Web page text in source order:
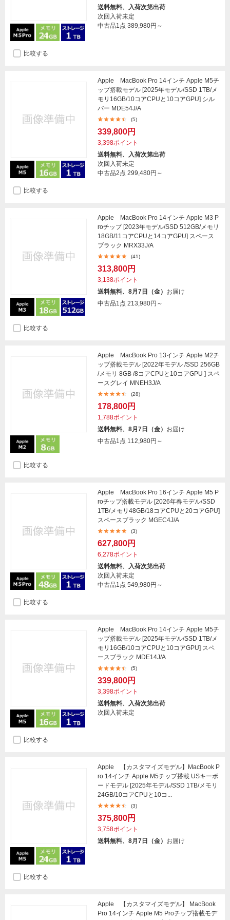
送料無料、入荷次第出荷
次回入荷未定
中古品1点 389,980円～
比較する
Apple MacBook Pro 14インチ Apple M5チ
ップ搭載モデル [2025年モデル/SSD 1TB/メ
モリ16GB/10コアCPUと10コアGPU] シル
バー MDE54J/A
(5)
339,800円
3,398ポイント
送料無料、入荷次第出荷
次回入荷未定
中古品2点 299,480円～
比較する
Apple MacBook Pro 14インチ Apple M3 P
roチップ [2023年モデル/SSD 512GB/メモリ
18GB/11コアCPUと14コアGPU] スペース
ブラック MRX33J/A
(41)
313,800円
3,138ポイント
送料無料、8月7日（金） お届け
中古品1点 213,980円～
比較する
Apple MacBook Pro 13インチ Apple M2チ
ップ搭載モデル [2022年モデル /SSD 256GB
/メモリ 8GB /8コアCPUと10コアGPU ] スペ
ースグレイ MNEH3J/A
(28)
178,800円
1,788ポイント
送料無料、8月7日（金） お届け
中古品1点 112,980円～
比較する
Apple MacBook Pro 16インチ Apple M5 P
roチップ搭載モデル [2026年春モデル/SSD
1TB/メモリ48GB/18コアCPUと20コアGPU]
スペースブラック MGEC4J/A
(3)
627,800円
6,278ポイント
送料無料、入荷次第出荷
次回入荷未定
中古品1点 549,980円～
比較する
Apple MacBook Pro 14インチ Apple M5チ
ップ搭載モデル [2025年モデル/SSD 1TB/メ
モリ16GB/10コアCPUと10コアGPU] スペ
ースブラック MDE14J/A
(5)
339,800円
3,398ポイント
送料無料、入荷次第出荷
次回入荷未定
比較する
Apple 【カスタマイズモデル】MacBook P
ro 14インチ Apple M5チップ搭載 USキーボ
ードモデル [2025年モデル/SSD 1TB/メモリ
24GB/10コアCPUと10コ...
(3)
375,800円
3,758ポイント
送料無料、8月7日（金） お届け
比較する
Apple 【カスタマイズモデル】 MacBook
Pro 14インチ Apple M5 Proチップ搭載モデ